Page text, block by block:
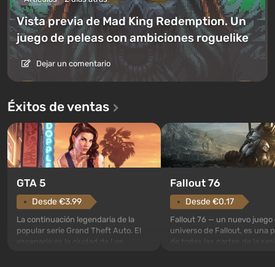
Vista previa de Mad King Redemption. Un
juego de peleas con ambiciones roguelike
Dejar un comentario
Éxitos de ventas
GTA 5
Desde €3.99
La continuación legendaria de la
popular serie Grand Theft Auto. El
escenario es la ciudad de Los
Fallout 76
Desde €0.17
Fallout 76 — un nuevo juego
universo de Fallout, es una
de todas las partes de la